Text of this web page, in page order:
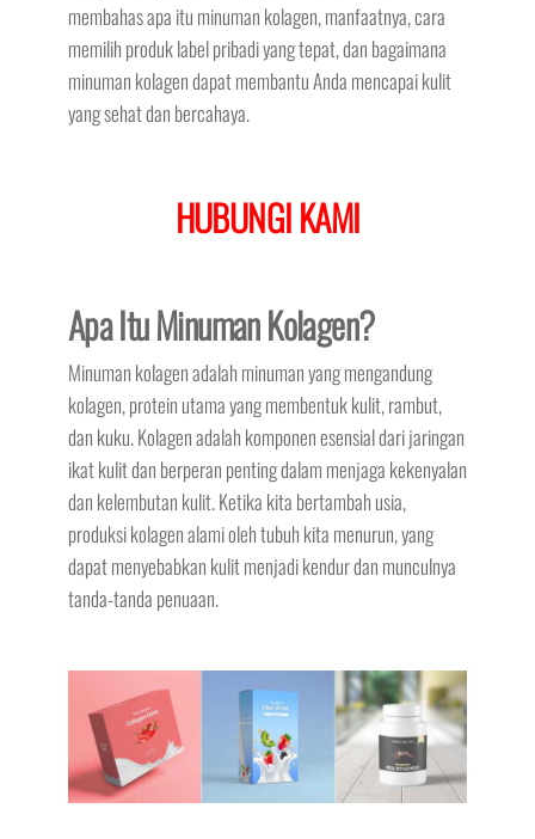
membahas apa itu minuman kolagen, manfaatnya, cara
memilih produk label pribadi yang tepat, dan bagaimana
minuman kolagen dapat membantu Anda mencapai kulit
yang sehat dan bercahaya.
HUBUNGI KAMI
Apa Itu Minuman Kolagen?
Minuman kolagen adalah minuman yang mengandung
kolagen, protein utama yang membentuk kulit, rambut,
dan kuku. Kolagen adalah komponen esensial dari jaringan
ikat kulit dan berperan penting dalam menjaga kekenyalan
dan kelembutan kulit. Ketika kita bertambah usia,
produksi kolagen alami oleh tubuh kita menurun, yang
dapat menyebabkan kulit menjadi kendur dan munculnya
tanda-tanda penuaan.